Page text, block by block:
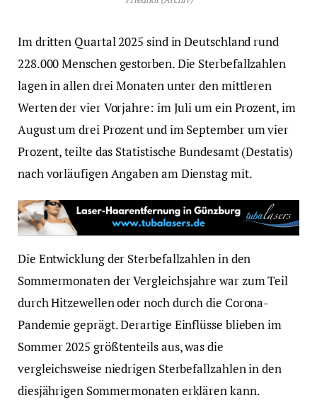
Im dritten Quartal 2025 sind in Deutschland rund
228.000 Menschen gestorben. Die Sterbefallzahlen
lagen in allen drei Monaten unter den mittleren
Werten der vier Vorjahre: im Juli um ein Prozent, im
August um drei Prozent und im September um vier
Prozent, teilte das Statistische Bundesamt (Destatis)
nach vorläufigen Angaben am Dienstag mit.
Die Entwicklung der Sterbefallzahlen in den
Sommermonaten der Vergleichsjahre war zum Teil
durch Hitzewellen oder noch durch die Corona-
Pandemie geprägt. Derartige Einflüsse blieben im
Sommer 2025 größtenteils aus, was die
vergleichsweise niedrigen Sterbefallzahlen in den
diesjährigen Sommermonaten erklären kann.